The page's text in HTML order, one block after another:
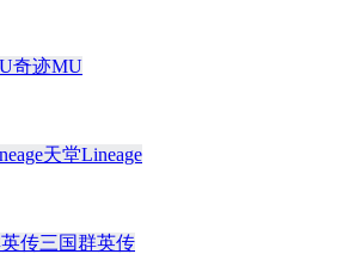
奇迹MU
天堂Lineage
三国群英传